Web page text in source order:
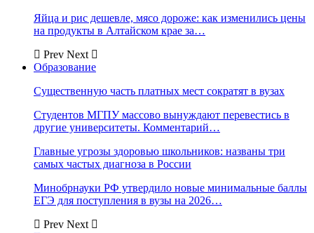
Яйца и рис дешевле, мясо дороже: как изменились цены
на продукты в Алтайском крае за…
Prev Next
Образование
Существенную часть платных мест сократят в вузах
Студентов МГПУ массово вынуждают перевестись в
другие университеты. Комментарий…
Главные угрозы здоровью школьников: названы три
самых частых диагноза в России
Минобрнауки РФ утвердило новые минимальные баллы
ЕГЭ для поступления в вузы на 2026…
Prev Next